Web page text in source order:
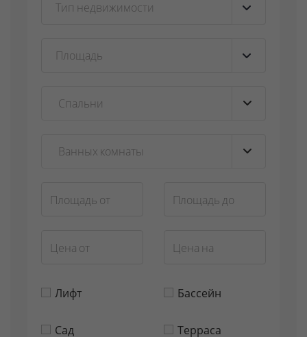
Тип недвижимости ▼
Площадь ▼
Лифт Бассейн
Сад Терраса